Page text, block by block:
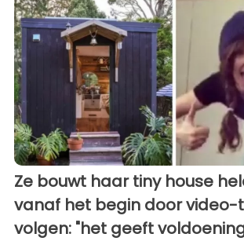
Ze bouwt haar tiny house
vanaf het begin door video-
volgen: "het geeft